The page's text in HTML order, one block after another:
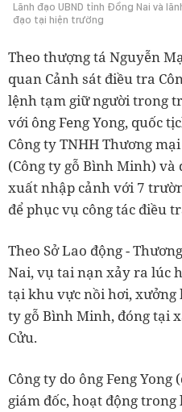
Lãnh đạo UBND tỉnh Đồng Nai và
đạo tại hiện trường
Theo thượng tá Nguyễn
quan Cảnh sát điều tra
lệnh tạm giữ người trong
với ông Feng Yong, quốc
Công ty TNHH Thương
(Công ty gỗ Bình Minh)
xuất nhập cảnh với 7
để phục vụ công tác điều
Theo Sở Lao động -
Nai, vụ tai nạn xảy ra lúc
tại khu vực nồi hơi, xưởng
ty gỗ Bình Minh, đóng tại
Cửu.
Công ty do ông Feng
giám đốc, hoạt động